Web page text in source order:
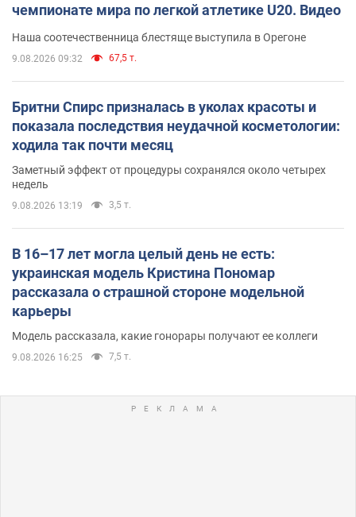
чемпионате мира по легкой атлетике U20. Видео
Наша соотечественница блестяще выступила в Орегоне
9.08.2026 09:32 67,5 т.
Бритни Спирс призналась в уколах красоты и
показала последствия неудачной косметологии:
ходила так почти месяц
Заметный эффект от процедуры сохранялся около четырех
недель
9.08.2026 13:19 3,5 т.
В 16–17 лет могла целый день не есть:
украинская модель Кристина Пономар
рассказала о страшной стороне модельной
карьеры
Модель рассказала, какие гонорары получают ее коллеги
9.08.2026 16:25 7,5 т.